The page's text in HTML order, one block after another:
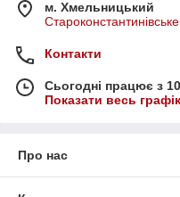
м. Хмельницький
Контакти
Сьогодні працює з
Показати весь
Про нас